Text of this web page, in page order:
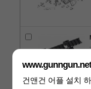
건앤건 어플 설치